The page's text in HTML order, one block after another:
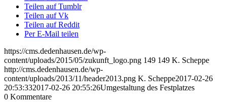
Teilen auf Tumblr
Teilen auf Vk
Teilen auf Reddit
Per E-Mail teilen
https://cms.dedenhausen.de/wp-
content/uploads/2015/05/zukunft_logo.png 149 149 K. Scheppe
http://cms.dedenhausen.de/wp-
content/uploads/2013/11/header2013.png K. Scheppe2017-02-26
20:53:332017-02-26 20:55:26Umgestaltung des Festplatzes
0 Kommentare